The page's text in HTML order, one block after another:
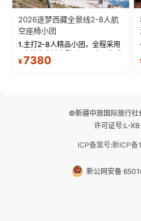
2026逐梦西藏全景线2-8人航
空座椅小团
1.主打2-8人精品小团，全程采用
9座航空座椅车型（360度环抱式
座舱），提供VIP级别的舒适出行
¥7380
©新疆中旅国际旅行社
许可证号:L-
ICP备案号:新ICP
新公网安备